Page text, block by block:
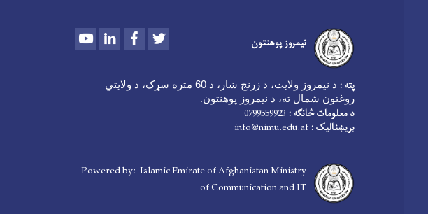
نیمروز پوهنتون YoutubeLinkedInFacebook
پته :
د نیمروز ولایت، د زرنج ښار، د 60 متره سړک، د ولایتي
روغتون شمال ته، د نیمروز پوهنتون.
د معلومات څانګه :
بریښنالیک : info@nimu.edu.af
Powered by: Islamic Emirate of Afghanistan Ministry
of Communication and IT